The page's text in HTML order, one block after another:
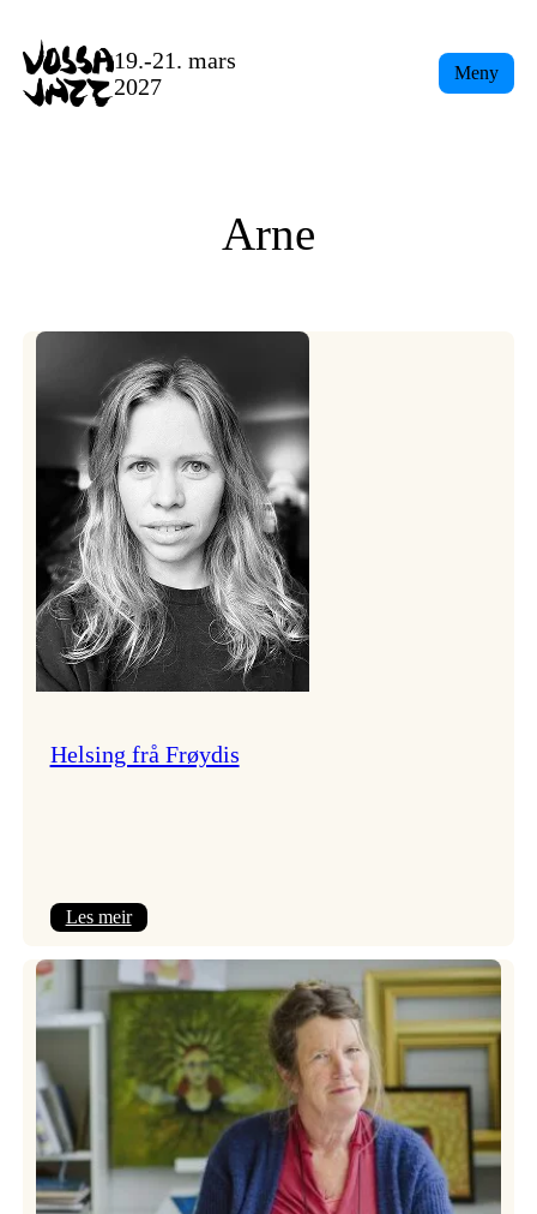
content
19.-21. mars
2027
Meny
Arne
Helsing frå Frøydis
Les meir:
frå
Frøydis